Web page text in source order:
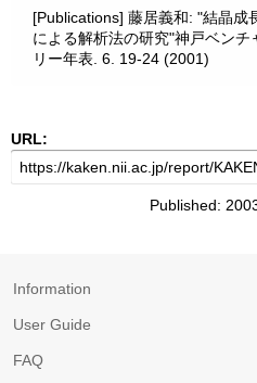
[Publications] 藤居義和: "結晶成
による解析法の研究"神戸ベンチ
リー年表. 6. 19-24 (2001)
URL:
Published:
Information
User Guide
FAQ